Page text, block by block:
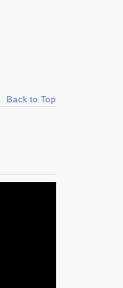
Back to Top